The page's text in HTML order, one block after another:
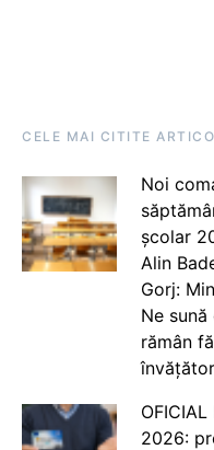
CELE MAI CITITE
Noi
școlar
Alin
Gorj:
Ne
rămân
2026: